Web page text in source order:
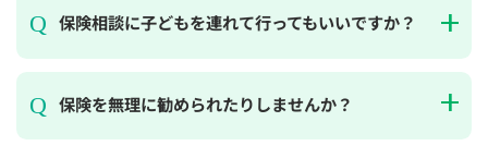
保険相談に子どもを連れて行ってもいいですか？
保険を無理に勧められたりしませんか？